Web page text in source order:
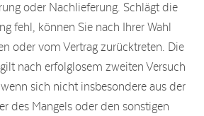
oder Nachlieferung. Schlägt die
fehl, können Sie nach Ihrer Wahl
oder vom Vertrag zurücktreten. Die
nach erfolglosem zweiten Versuch
sich nicht insbesondere aus der
des Mangels oder den sonstigen